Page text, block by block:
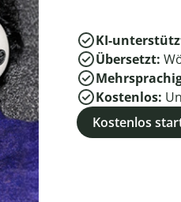
KI-
Übersetzt:
Kostenlos:
Kostenlos